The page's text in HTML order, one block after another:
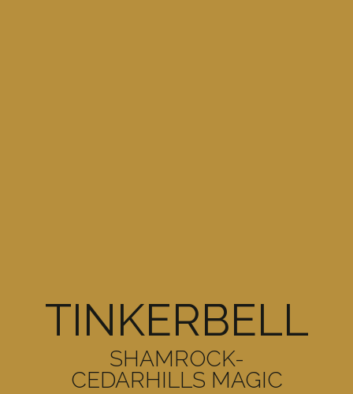
TINKERBELL
SHAMROCK-
CEDARHILLS MAGIC